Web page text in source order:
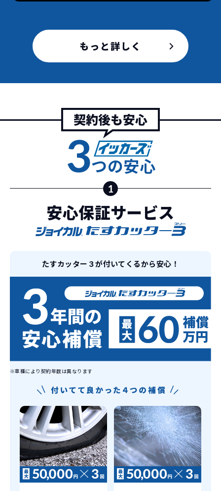
低価格が可能に！
日本全国・世界中の流通ネットワークと
価設定」を実現しました。
また特定の車両に絞ることによりこの価
格設定が可能となりました。
お車を返却いただく
通常のカーリースの場合、そのまま継続
して乗るか、購入するかなどを選べます。
しかし、イッカーズの場合は、車両を必
ず返却していただくことを前提とするこ
とで「超低価格」を実現しています。
に少なくなります。例え故障してもメーカ
ー保証があるから安心です。
契約リスクが少ない
ライフスタイルに合わせたお車の選択が
できます。急な引っ越し、転勤、家族が増
えるなど。その時その時の状況に合わせ
た車を選べるっていいとおもいません
か？
新型の新車に定期的に乗換
車はだいたい３年くらいで飽きると言わ
れています。
もちろん、その人によりますが、最新型
車に常に乗り続けられるのは気持ちよ
く、人にも自慢できます！
諸費用などが不要
車を購入する場合、購入時に｢登録時諸費
用｣や「各種税金」は車両本体以外にかか
継続的にかかる費用が
コミコミ
維持にかかる、毎年の｢自動車税｣はコミ
｢自動車重量税｣、｢自賠責保険料｣「整備
料」などが不要となります。
もっと詳しく
3つの安心
1
安心保証サービス
たすカッター３が付いてくるから安心！
※車種により契約年数は異なります